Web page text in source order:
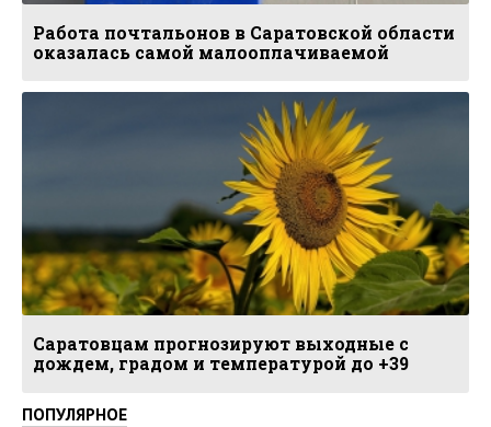
Работа почтальонов в Саратовской области
оказалась самой малооплачиваемой
Саратовцам прогнозируют выходные с
дождем, градом и температурой до +39
ПОПУЛЯРНОЕ